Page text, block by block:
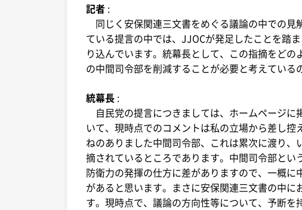
記者 :
同じく安保関連三文書をめぐる議論の中での見
ている提言の中では、JJOCが発足したことを踏
り込んでいます。統幕長として、この指摘をど
の中間司令部を削減することが必要と考えている
統幕長 :
自民党の提言につきましては、ホームページに
いて、現時点でのコメントは私の立場から差し
ねのありました中間司令部、これは累次に渡り
摘されているところであります。中間司令部と
防衛力の発揮の仕方に差がありますので、一概
があると思います。まさに安保関連三文書の中
す。現時点で、議論の方向性等について、予断を